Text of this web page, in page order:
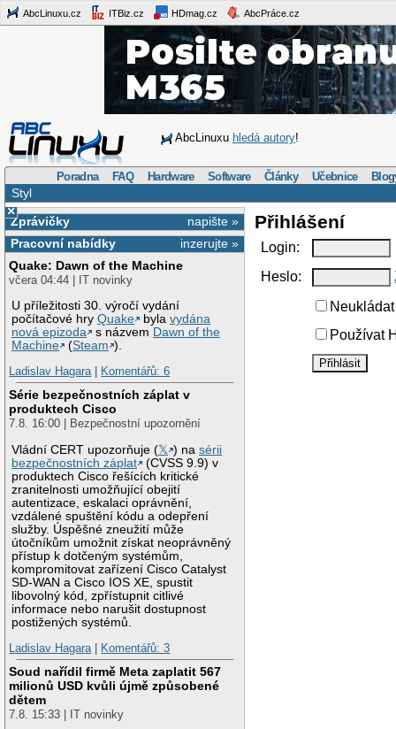
AbcLinuxu.cz ITBiz.cz HDmag.cz AbcPráce.cz
AbcLinuxu hledá autory!
Poradna FAQ Hardware Software Články Učebnice
Styl
×
napište »
Zprávičky
inzerujte »
Pracovní nabídky
Quake: Dawn of the Machine
včera 04:44 | IT novinky
U příležitosti 30. výročí vydání
počítačové hryQuake bylavydána
nová epizoda
s názvem Dawn of the
Machine
(Steam ).
Ladislav Hagara| Komentářů: 6
Série bezpečnostních záplat v
produktech Cisco
7.8. 16:00 | Bezpečnostní upozornění
Vládní CERT upozorňuje (𝕏 ) nasérii
bezpečnostních záplat
(CVSS 9.9) v
produktech Cisco řešících kritické
zranitelnosti umožňující obejití
autentizace, eskalaci oprávnění,
vzdálené spuštění kódu a odepření
služby. Úspěšné zneužití může
útočníkům umožnit získat neoprávněný
přístup k dotčeným systémům,
kompromitovat zařízení Cisco Catalyst
SD-WAN a Cisco IOS XE, spustit
libovolný kód, zpřístupnit citlivé
informace nebo narušit dostupnost
postižených systémů.
Ladislav Hagara| Komentářů: 3
Soud nařídil firmě Meta zaplatit 567
milionů USD kvůli újmě způsobené
dětem
7.8. 15:33 | IT novinky
Přihlášení
Login:
Heslo:
Používat